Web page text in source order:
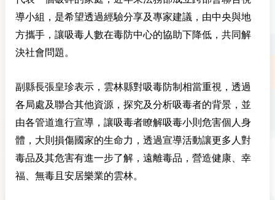
導小組，是希望透過經驗分享及專家建議，由中央與地
方攜手，讓吸毒人數在毒防中心的協助下降低，共同解
決社會問題。
副縣長張皇珍表示，雲林縣對吸毒防制相當重視，透過
各局處及聯合其他資源，探究及分析吸毒者的背景，並
由各管道進行宣導，讓吸毒者瞭解吸毒小則危害個人身
體，大則損傷國家的生命力，透過宣導活動讓更多人對
毒品及其危害有進一步了解，遠離毒品，營造健康、幸
福、無毒且安居樂業的雲林。